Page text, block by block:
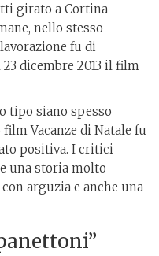
girato a Cortina
nello stesso
fu di
dicembre 2013 il film
tipo siano spesso
Vacanze di Natale fu
positiva. I critici
una storia molto
arguzia e anche una